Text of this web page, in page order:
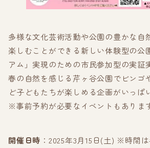
多様な文化芸術活動や公園の豊かな自
楽しむことができる新しい体験型の公
アム」実現のための市民参加型の実証
春の自然を感じる芹ヶ谷公園でビンゴ
ど子どもたちが楽しめる企画がいっぱ
※事前予約が必要なイベントもありま
開催日時 ：2025年3月15日(土) ※時間